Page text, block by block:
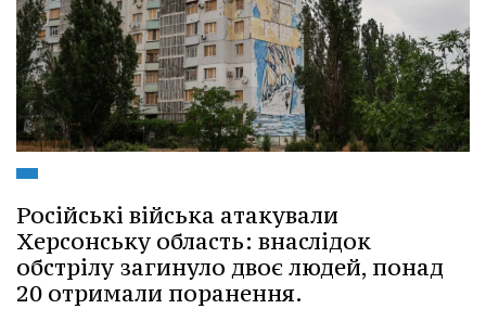
Російські війська атакували
Херсонську область: внаслідок
обстрілу загинуло двоє людей, понад
20 отримали поранення.